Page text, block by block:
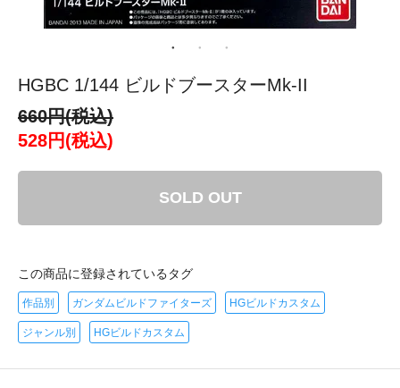
HGBC 1/144 ビルドブースターMk-II
660円(税込)
528円(税込)
SOLD OUT
この商品に登録されているタグ
作品別 ガンダムビルドファイターズ HGビルドカスタム
ジャンル別 HGビルドカスタム